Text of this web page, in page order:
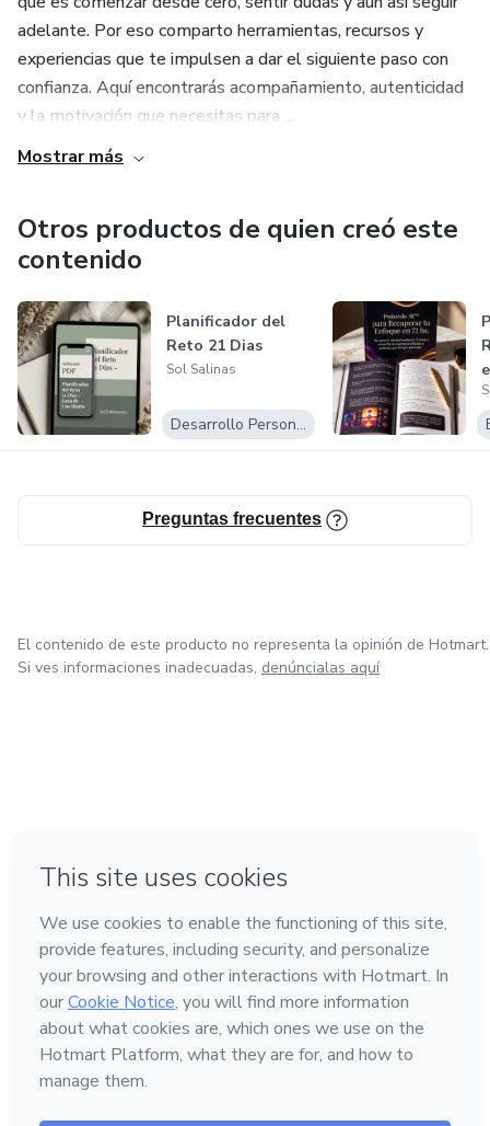
* ⚠️ Identifica señales silenciosas de peligro que la mayoría
pasa por alto.
* ⚠️ Gana claridad inmediata: qué NO hacer, cuándo NO
intervenir y cuándo correr al veterinario.
que quiere asegurar la supervivencia de su perro o gato
ante cualquier imprevisto.
adelante. Por eso comparto herramientas, recursos y
experiencias que te impulsen a dar el siguiente paso con
confianza. Aquí encontrarás acompañamiento, autenticidad
y la motivación que necesitas para ...
Mostrar más
Otros productos de quien creó este
contenido
Planificador del
Reto 21 Dias
Sol Salinas
Desarrollo Personal
Preguntas frecuentes
El contenido de este producto no representa la opinión de Hotmart.
Si ves informaciones inadecuadas, denúncialas aquí
Hecho con❤ en Belo Horizonte
Conoce Hotmart
Idioma
Español